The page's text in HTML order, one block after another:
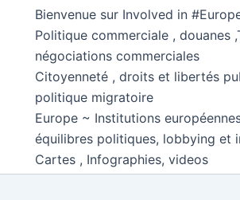
Bienvenue sur Involved in
Politique commerciale , douanes
négociations commerciales
Citoyenneté , droits et libertés
politique migratoire
Europe ~ Institutions
équilibres politiques, lobbying et
Cartes , Infographies, videos